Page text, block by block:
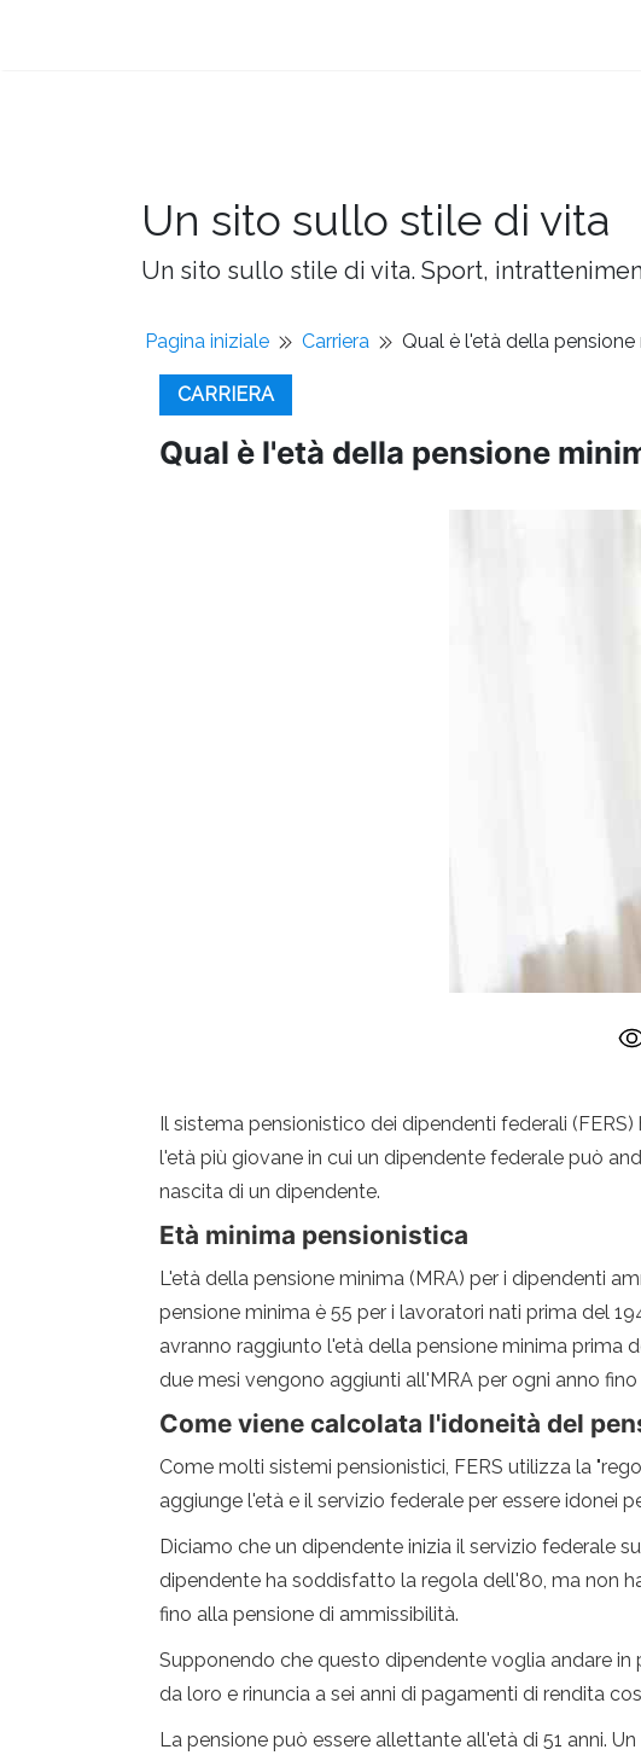
Un sito sullo stile di vita
Un sito sullo stile di vita. Sport,
Pagina iniziale Carriera Qual è l'età della pensione
CARRIERA
Qual è l'età della pensione
Il sistema pensionistico dei dipendenti federali
l'età più giovane in cui un dipendente federale può
nascita di un dipendente.
Età minima pensionistica
L'età della pensione minima (MRA) per i dipendenti
pensione minima è 55 per i lavoratori nati prima del
avranno raggiunto l'età della pensione minima prima
due mesi vengono aggiunti all'MRA per ogni anno fino
Come viene calcolata l'idoneità del
Come molti sistemi pensionistici, FERS utilizza la
aggiunge l'età e il servizio federale per essere idonei
Diciamo che un dipendente inizia il servizio federale
dipendente ha soddisfatto la regola dell'80, ma non
fino alla pensione di ammissibilità.
Supponendo che questo dipendente voglia andare in
da loro e rinuncia a sei anni di pagamenti di rendita
La pensione può essere allettante all'età di 51 anni.